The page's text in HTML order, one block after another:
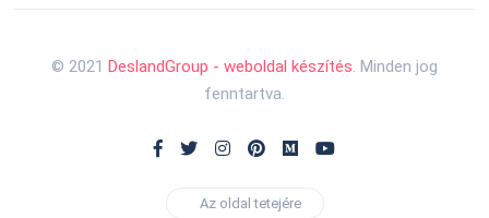
© 2021 DeslandGroup - weboldal készítés. Minden jog
fenntartva.
Az oldal tetejére